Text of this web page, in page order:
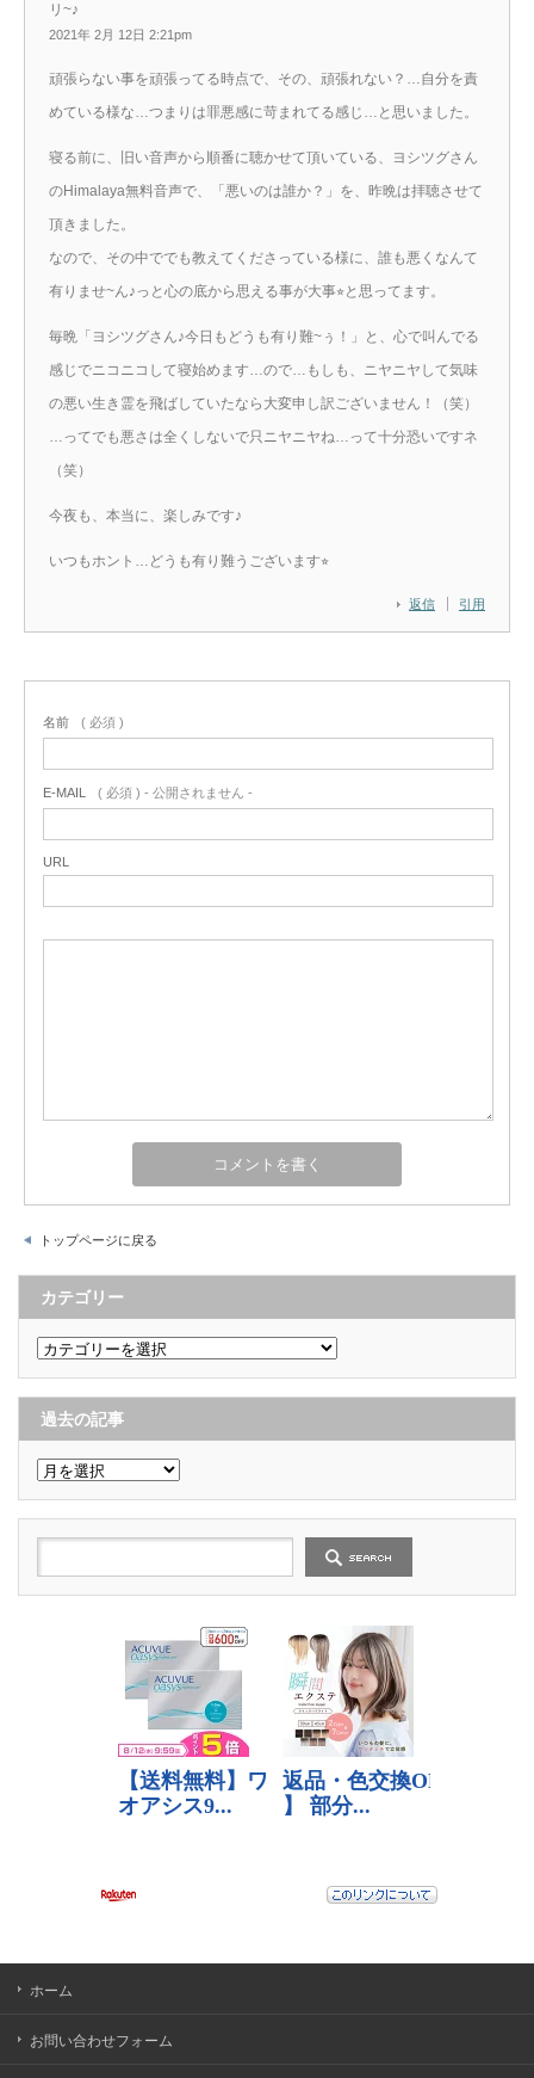
リ~♪
2021年 2月 12日 2:21pm
返信 引用
頑張らない事を頑張ってる時点で、その、頑張れない？…自分を責
めている様な…つまりは罪悪感に苛まれてる感じ…と思いました。
寝る前に、旧い音声から順番に聴かせて頂いている、ヨシツグさん
のHimalaya無料音声で、「悪いのは誰か？」を、昨晩は拝聴させて
頂きました。
なので、その中ででも教えてくださっている様に、誰も悪くなんて
有りませ~ん♪っと心の底から思える事が大事⭐︎と思ってます。
毎晩「ヨシツグさん♪今日もどうも有り難~ぅ！」と、心で叫んでる
感じでニコニコして寝始めます…ので…もしも、ニヤニヤして気味
の悪い生き霊を飛ばしていたなら大変申し訳ございません！（笑）
…ってでも悪さは全くしないで只ニヤニヤね…って十分恐いですネ
（笑）
今夜も、本当に、楽しみです♪
いつもホント…どうも有り難うございます⭐︎
名前 ( 必須 )
E-MAIL ( 必須 ) - 公開されません -
URL
トップページに戻る
カテゴリー
カ
テ
ゴ
リ
ー
過去の記事
過
去
の
記
事
ホーム
お問い合わせフォーム